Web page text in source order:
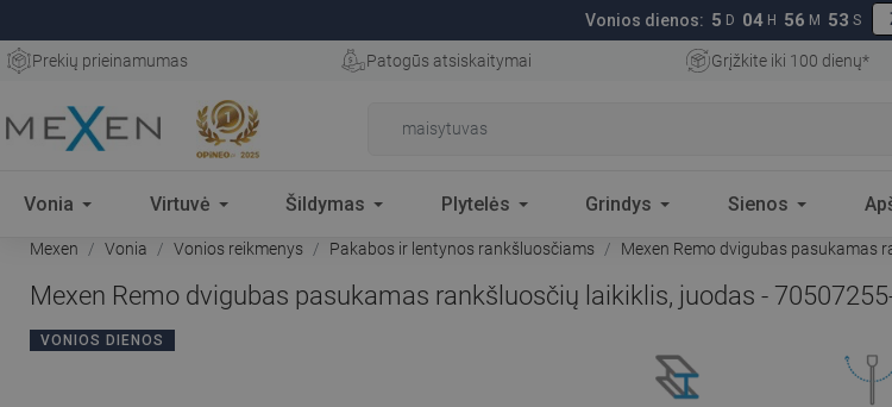
Vonios dienos: 5 D 04 H 56 M 52 S
Prekių prieinamumas Patogūs atsiskaitymai Grįžkite iki 100 dienų*
Vonia Virtuvė Šildymas Plytelės Grindys Sienos
Mexen Vonia Vonios reikmenys Pakabos ir lentynos rankšluosčiams Mexen Remo dvigubas pasukamas
Mexen Remo dvigubas pasukamas rankšluosčių laikiklis, juodas -
VONIOS DIENOS